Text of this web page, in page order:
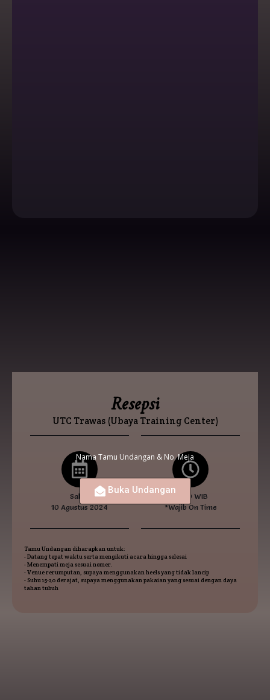
Resepsi
UTC Trawas (Ubaya Training Center)
Sabtu
10 Agustus 2024
15.00 WIB
*Wajib On Time
Tamu Undangan diharapkan untuk:
- Datang tepat waktu serta mengikuti acara hingga selesai
- Menempati meja sesuai nomer.
- Venue rerumputan, supaya menggunakan heels yang tidak lancip
- Suhu 15-20 derajat, supaya menggunakan pakaian yang sesuai dengan daya
tahan tubuh
Nama Tamu Undangan & No. Meja
Buka Undangan